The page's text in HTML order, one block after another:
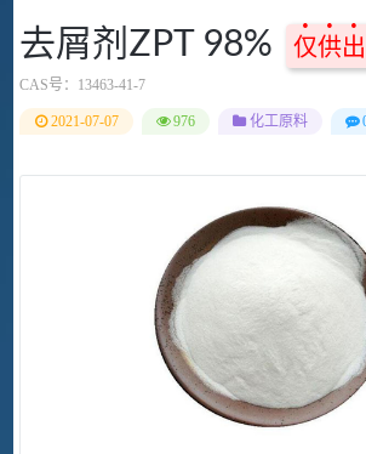
去屑剂ZPT 98% 仅供
CAS号： 13463-41-7
2021-07-07 976 化工原料